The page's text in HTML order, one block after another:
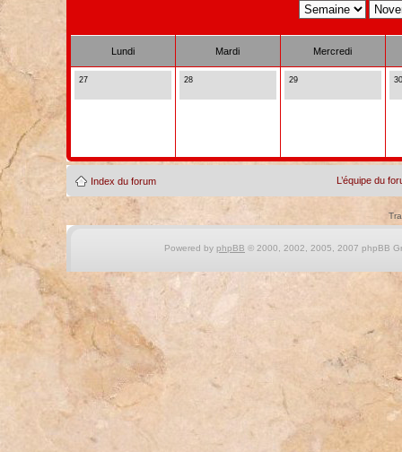
Lundi Mardi Mercredi
27 28 29 30
Index du forum L’équipe du
Powered by phpBB © 2000, 2002, 2005, 2007 phpBB